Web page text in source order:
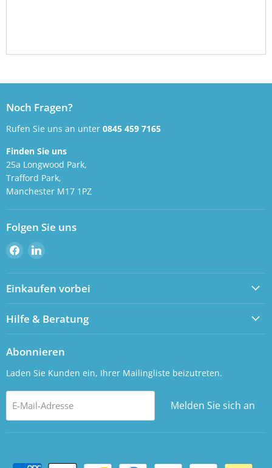
Noch Fragen?
Rufen Sie uns an unter 0845 459 7165
Finden Sie uns
25a Longwood Park,
Trafford Park,
Manchester M17 1PZ
Folgen Sie uns
Besuchen
Sie
uns
auf
Facebook
Besuchen
uns
auf
LinkedIn
Einkaufen vorbei
Hilfe & Beratung
Abonnieren
Laden Sie Kunden ein, Ihrer Mailingliste beizutreten.
E-Mail-Adresse Melden Sie sich an